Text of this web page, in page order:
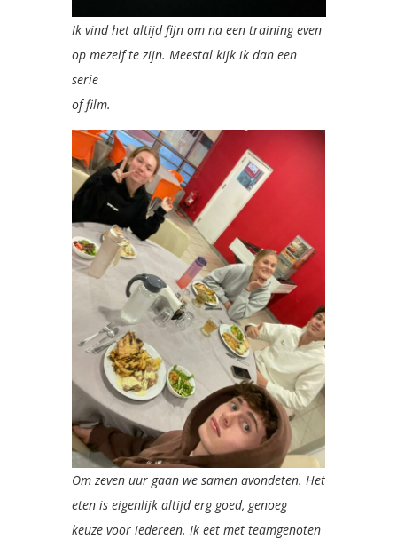
Ik vind het altijd fijn om na een training even
op mezelf te zijn. Meestal kijk ik dan een
serie
of film.
Om zeven uur gaan we samen avondeten. Het
eten is eigenlijk altijd erg goed, genoeg
keuze voor iedereen. Ik eet met teamgenoten